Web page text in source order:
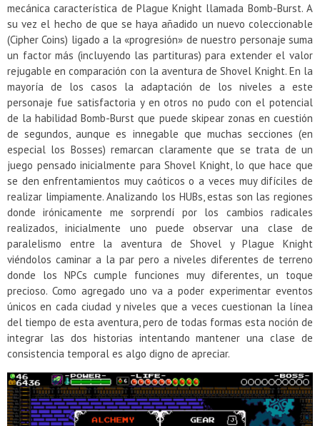
mecánica característica de Plague Knight llamada Bomb-Burst. A
su vez el hecho de que se haya añadido un nuevo coleccionable
(Cipher Coins) ligado a la «progresión» de nuestro personaje suma
un factor más (incluyendo las partituras) para extender el valor
rejugable en comparación con la aventura de Shovel Knight. En la
mayoría de los casos la adaptación de los niveles a este
personaje fue satisfactoria y en otros no pudo con el potencial
de la habilidad Bomb-Burst que puede skipear zonas en cuestión
de segundos, aunque es innegable que muchas secciones (en
especial los Bosses) remarcan claramente que se trata de un
juego pensado inicialmente para Shovel Knight, lo que hace que
se den enfrentamientos muy caóticos o a veces muy difíciles de
realizar limpiamente. Analizando los HUBs, estas son las regiones
donde irónicamente me sorprendí por los cambios radicales
realizados, inicialmente uno puede observar una clase de
paralelismo entre la aventura de Shovel y Plague Knight
viéndolos caminar a la par pero a niveles diferentes de terreno
donde los NPCs cumple funciones muy diferentes, un toque
precioso. Como agregado uno va a poder experimentar eventos
únicos en cada ciudad y niveles que a veces cuestionan la línea
del tiempo de esta aventura, pero de todas formas esta noción de
integrar las dos historias intentando mantener una clase de
consistencia temporal es algo digno de apreciar.